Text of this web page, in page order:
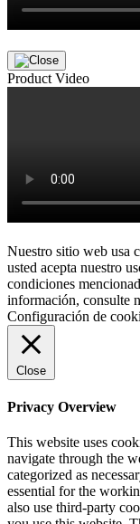
Product Video
Nuestro sitio web usa
usted acepta nuestro
condiciones
información, consulte
Configuración de
Close
Privacy Overview
This website uses
navigate through the
categorized as
essential for the
also use third-party